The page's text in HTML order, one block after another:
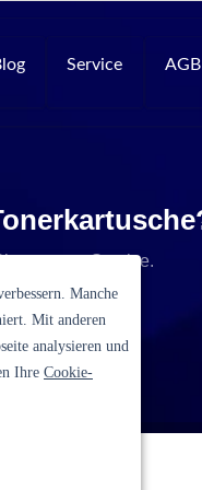
Service AGB
unseren Service.
Manche
Mit anderen
analysieren und
Ihre Cookie-